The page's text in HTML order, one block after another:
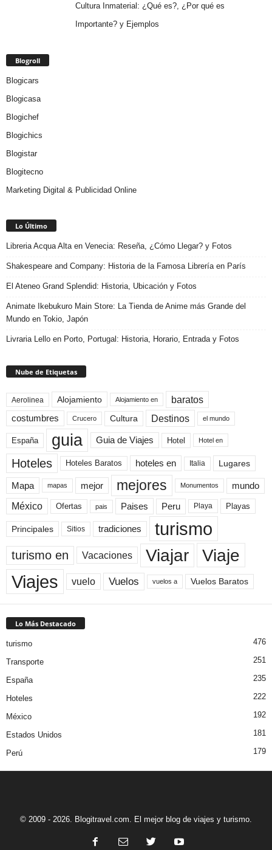
Cultura Inmaterial: ¿Qué es?, ¿Por qué es
Importante? y Ejemplos
Blogroll
Blogicars
Blogicasa
Blogichef
Blogichics
Blogistar
Blogitecno
Marketing Digital & Publicidad Online
Lo Último
Libreria Acqua Alta en Venecia: Reseña, ¿Cómo Llegar? y Fotos
Shakespeare and Company: Historia de la Famosa Librería en París
El Ateneo Grand Splendid: Historia, Ubicación y Fotos
Animate Ikebukuro Main Store: La Tienda de Anime más Grande del
Mundo en Tokio, Japón
Livraria Lello en Porto, Portugal: Historia, Horario, Entrada y Fotos
Nube de Etiquetas
Aerolinea Alojamiento Alojamiento en baratos
costumbres Crucero Cultura Destinos el mundo
España guia Guia de Viajes Hotel Hotel en
Hoteles Hoteles Baratos hoteles en Italia Lugares
Mapa mapas mejor mejores Monumentos mundo
México Ofertas pais Paises Peru Playa Playas
Principales Sitios tradiciones turismo
turismo en Vacaciones Viajar Viaje
Viajes vuelo Vuelos vuelos a Vuelos Baratos
Lo Más Destacado
turismo 476
Transporte 251
España 235
Hoteles 222
México 192
Estados Unidos 181
Perú 179
© 2009 - 2026. Blogitravel.com. El mejor blog de viajes y turismo.